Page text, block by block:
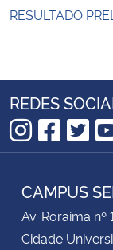
RESULTADO
REDES
CAMPUS
Av. Roraima nº
Cidade